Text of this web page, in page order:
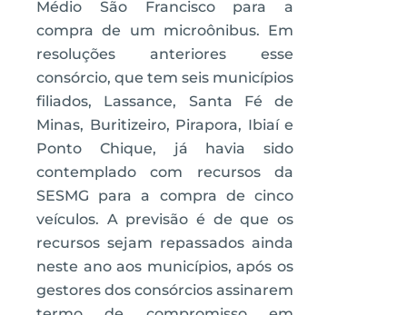
Médio São Francisco para a
compra de um microônibus. Em
resoluções anteriores esse
consórcio, que tem seis municípios
filiados, Lassance, Santa Fé de
Minas, Buritizeiro, Pirapora, Ibiaí e
Ponto Chique, já havia sido
contemplado com recursos da
SESMG para a compra de cinco
veículos. A previsão é de que os
recursos sejam repassados ainda
neste ano aos municípios, após os
gestores dos consórcios assinarem